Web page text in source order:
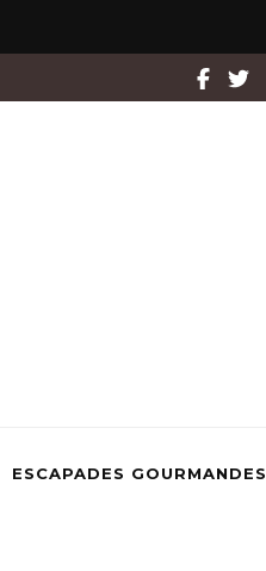
ESCAPADES GOURMANDES